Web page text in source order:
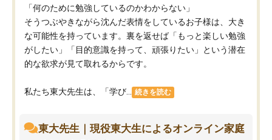
「何のために勉強しているのかわからない」
そうつぶやきながら沈んだ表情をしているお子様は、大き
な可能性を持っています。裏を返せば「もっと楽しい勉強
がしたい」「目的意識を持って、頑張りたい」という潜在
的な欲求が見て取れるからです。
私たち東大先生は、「学び... 続きを読む
東大先生｜現役東大生によるオンライン家庭